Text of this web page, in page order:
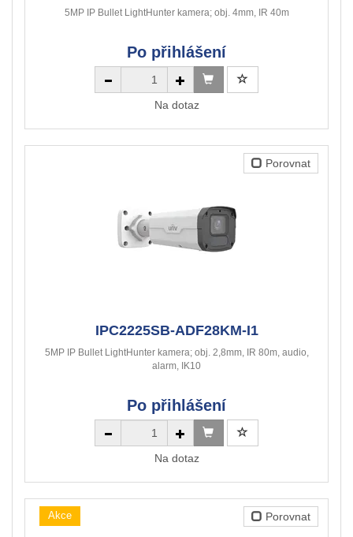
5MP IP Bullet LightHunter kamera; obj. 4mm, IR 40m
Po přihlášení
Na dotaz
Porovnat
IPC2225SB-ADF28KM-I1
5MP IP Bullet LightHunter kamera; obj. 2,8mm, IR 80m, audio,
alarm, IK10
Po přihlášení
Na dotaz
Akce Porovnat